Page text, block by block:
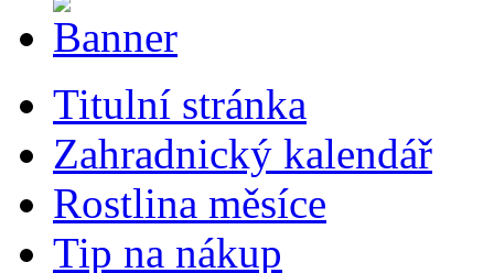
Titulní stránka
Zahradnický kalendář
Rostlina měsíce
Tip na nákup